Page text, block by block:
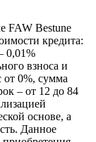
FAW Bestune
кредита:
0,01%
взноса и
от 0%, сумма
– от 12 до 84
основе, а
Данное